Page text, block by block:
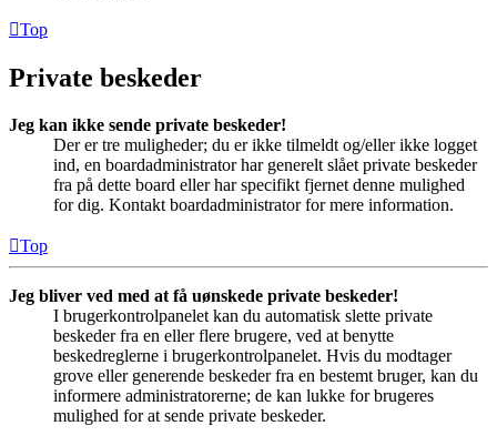
Top
Private beskeder
Jeg kan ikke sende private beskeder!
Der er tre muligheder; du er ikke tilmeldt og/eller ikke logget
ind, en boardadministrator har generelt slået private beskeder
fra på dette board eller har specifikt fjernet denne mulighed
for dig. Kontakt boardadministrator for mere information.
Top
Jeg bliver ved med at få uønskede private beskeder!
I brugerkontrolpanelet kan du automatisk slette private
beskeder fra en eller flere brugere, ved at benytte
beskedreglerne i brugerkontrolpanelet. Hvis du modtager
grove eller generende beskeder fra en bestemt bruger, kan du
informere administratorerne; de kan lukke for brugeres
mulighed for at sende private beskeder.